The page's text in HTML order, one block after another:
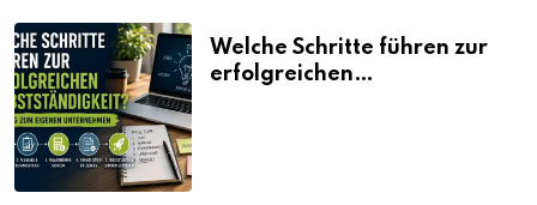
Welche Schritte führen zur
erfolgreichen